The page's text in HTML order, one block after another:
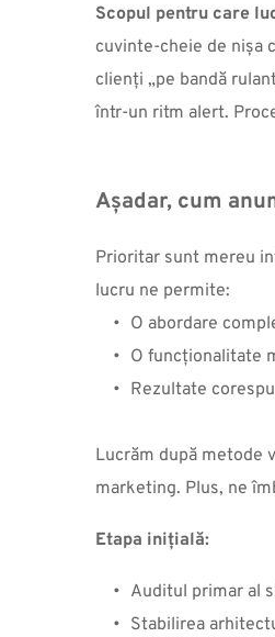
Scopul pentru care
cuvinte-cheie de nișa
clienți „pe bandă
într-un ritm alert.
Așadar, cum
Prioritar sunt mereu
lucru ne permite:
O abordare
O funcționalitate
Rezultate
Lucrăm după metode
marketing. Plus, ne
Etapa inițială:
Auditul primar al
Stabilirea